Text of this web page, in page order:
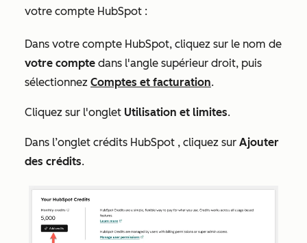
votre compte HubSpot :
Dans votre compte HubSpot, cliquez sur le nom de
votre compte dans l'angle supérieur droit, puis
sélectionnez Comptes et facturation.
Cliquez sur l'onglet Utilisation et limites.
Dans l’onglet crédits HubSpot , cliquez sur Ajouter
des crédits.